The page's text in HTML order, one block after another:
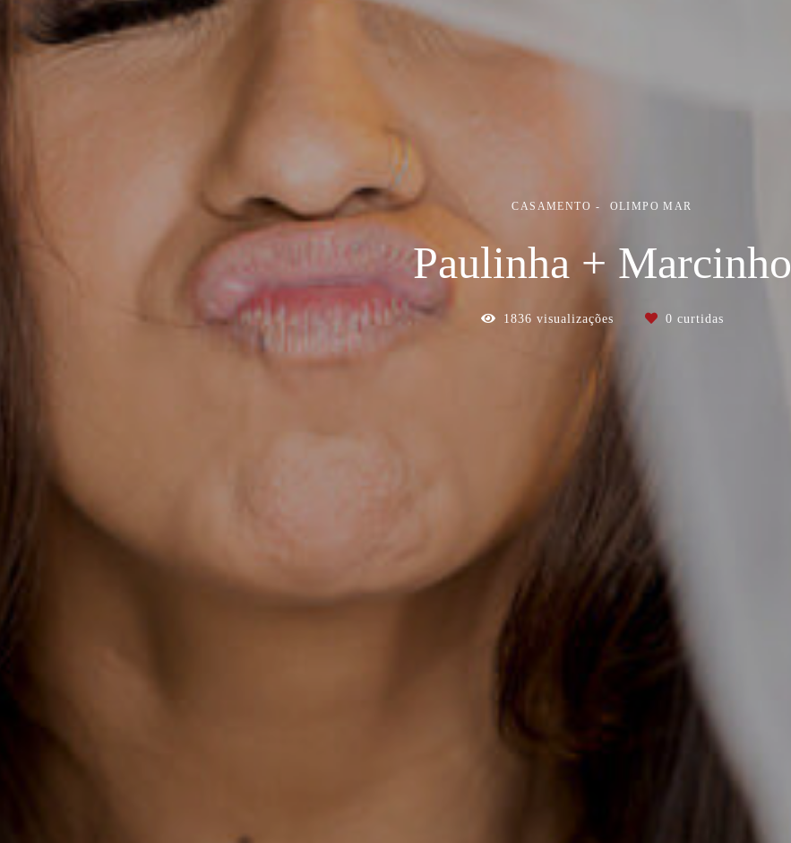
CASAMENTO OLIMPO MAR
Paulinha + Marcinho
1836 visualizações 0 curtidas